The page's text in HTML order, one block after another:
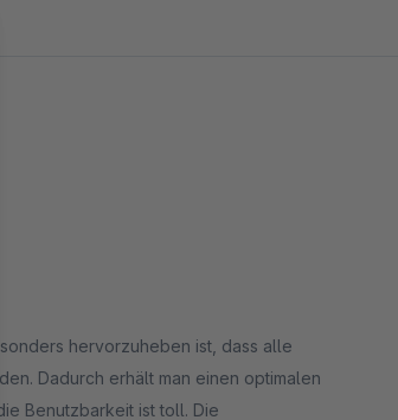
hervorzuheben ist, dass alle
Dadurch erhält man einen optimalen
Benutzbarkeit ist toll. Die